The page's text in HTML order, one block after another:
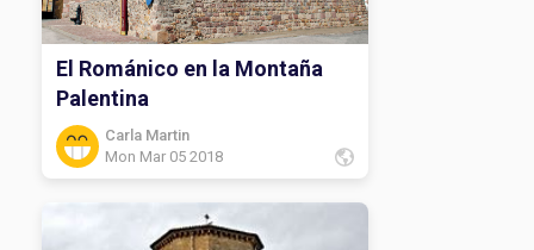
El Románico en la Montaña
Palentina
Carla Martin
Mon Mar 05 2018